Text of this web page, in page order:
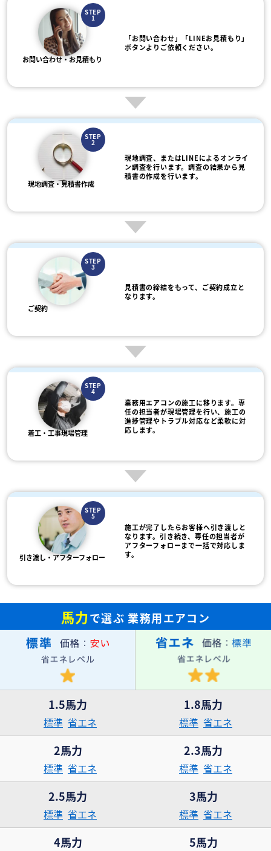
STEP
1
お問い合わせ・お見積もり
「お問い合わせ」「LINEお見積もり」
ボタンよりご依頼ください。
STEP
2
現地調査・見積書作成
現地調査、またはLINEによるオンライ
ン調査を行います。調査の結果から見
積書の作成を行います。
STEP
3
ご契約
見積書の締結をもって、ご契約成立と
なります。
STEP
4
着工・工事現場管理
業務用エアコンの施工に移ります。専
任の担当者が現場管理を行い、施工の
進捗管理やトラブル対応など柔軟に対
応します。
STEP
5
引き渡し・アフターフォロー
施工が完了したらお客様へ引き渡しと
なります。引き続き、専任の担当者が
アフターフォローまで一括で対応しま
す。
馬力で選ぶ 業務用エアコン
1.5馬力
標準 省エネ
1.8馬力
標準 省エネ
2馬力
標準 省エネ
2.3馬力
標準 省エネ
2.5馬力
標準 省エネ
3馬力
標準 省エネ
4馬力 5馬力